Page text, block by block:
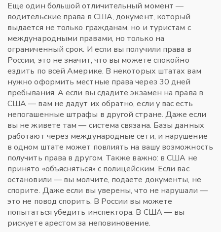
Еще один большой отличительный момент —
водительские права в США,документ, который
выдается не только гражданам, но и туристам с
международными правами, но только на
ограниченный срок. И если вы получили права в
России, это не значит, что вы можете спокойно
ездить по всей Америке. В некоторых штатах вам
нужно оформить местные права через 30 дней
пребывания. А если вы сдадите экзамен на права в
США — вам не дадут их обратно, если у вас есть
непогашенные штрафы в другой стране. Даже если
вы не живете там — система связана. Базы данных
работают через международные сети, и нарушение
в одном штате может повлиять на вашу возможность
получить права в другом. Также важно: в США не
принято «объясняться» с полицейским. Если вас
остановили — вы молчите, подаете документы, не
спорите. Даже если вы уверены, что не нарушали —
это не повод спорить. В России вы можете
попытаться убедить инспектора. В США — вы
рискуете арестом за неповиновение.